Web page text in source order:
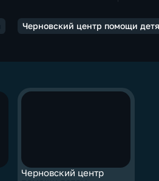
Черновский центр помощи
Черновский центр